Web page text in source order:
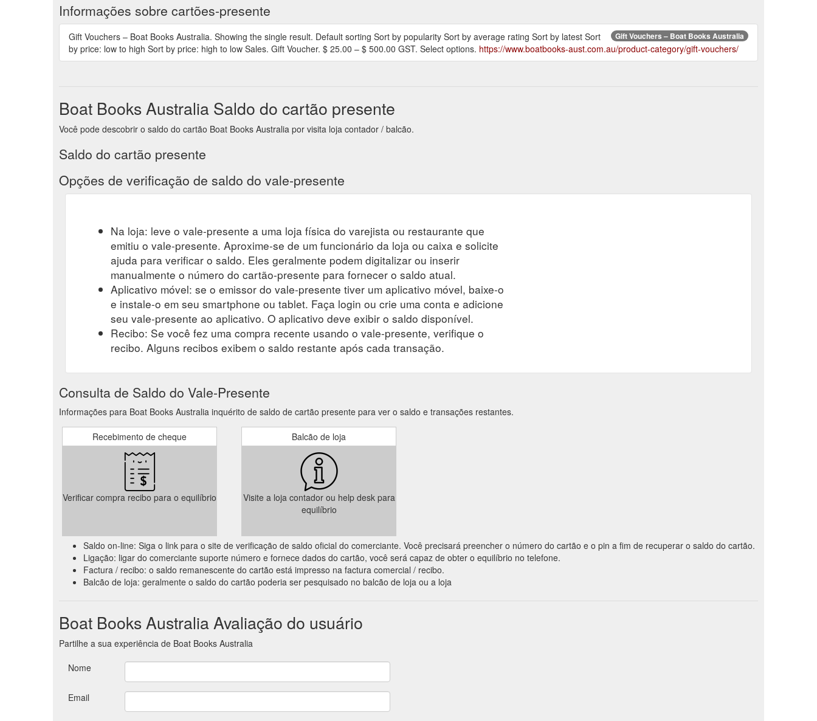
Informações sobre cartões-presente
Gift Vouchers – Boat Books Australia
Gift Vouchers – Boat Books Australia. Showing the single result. Default sorting Sort by popularity Sort by average rating Sort by latest Sort
by price: low to high Sort by price: high to low Sales. Gift Voucher. $ 25.00 – $ 500.00 GST. Select options. https://www.boatbooks-aust.com.au/product-category/gift-vouchers/
Boat Books Australia Saldo do cartão presente
Você pode descobrir o saldo do cartão Boat Books Australia por visita loja contador / balcão.
Saldo do cartão presente
Opções de verificação de saldo do vale-presente
Na loja: leve o vale-presente a uma loja física do varejista ou restaurante que
emitiu o vale-presente. Aproxime-se de um funcionário da loja ou caixa e solicite
ajuda para verificar o saldo. Eles geralmente podem digitalizar ou inserir
manualmente o número do cartão-presente para fornecer o saldo atual.
Aplicativo móvel: se o emissor do vale-presente tiver um aplicativo móvel, baixe-o
e instale-o em seu smartphone ou tablet. Faça login ou crie uma conta e adicione
seu vale-presente ao aplicativo. O aplicativo deve exibir o saldo disponível.
Recibo: Se você fez uma compra recente usando o vale-presente, verifique o
recibo. Alguns recibos exibem o saldo restante após cada transação.
Consulta de Saldo do Vale-Presente
Informações para Boat Books Australia inquérito de saldo de cartão presente para ver o saldo e transações restantes.
Recebimento de cheque
Verificar compra recibo para o equilíbrio
Balcão de loja
Visite a loja contador ou help desk para
equilíbrio
Saldo on-line: Siga o link para o site de verificação de saldo oficial do comerciante. Você precisará preencher o número do cartão e o pin a fim de recuperar o saldo do cartão.
Ligação: ligar do comerciante suporte número e fornece dados do cartão, você será capaz de obter o equilíbrio no telefone.
Factura / recibo: o saldo remanescente do cartão está impresso na factura comercial / recibo.
Balcão de loja: geralmente o saldo do cartão poderia ser pesquisado no balcão de loja ou a loja
Boat Books Australia Avaliação do usuário
Partilhe a sua experiência de Boat Books Australia
Nome
Email